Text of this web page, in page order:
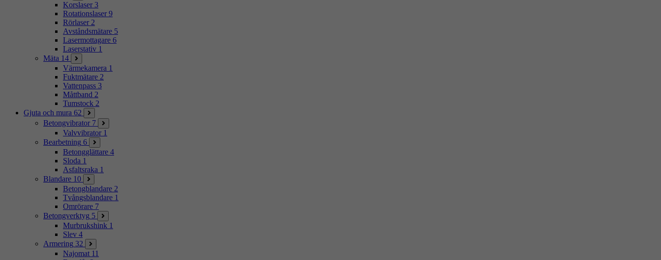
Korslaser 3
Rotationslaser 9
Rörlaser 2
Avståndsmätare 5
Lasermottagare 6
Laserstativ 1
Mäta 14
Värmekamera 1
Fuktmätare 2
Vattenpass 3
Måttband 2
Tumstock 2
Gjuta och mura 62
Betongvibrator 7
Valvvibrator 1
Bearbetning 6
Betongglättare 4
Sloda 1
Asfaltsraka 1
Blandare 10
Betongblandare 2
Tvångsblandare 1
Omrörare 7
Betongverktyg 5
Murbrukshink 1
Slev 4
Armering 32
Najomat 11